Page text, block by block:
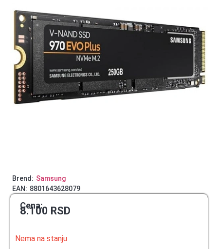
Brend: Samsung
EAN: 8801643628079
Cena:
8.100 RSD
Nema na stanju